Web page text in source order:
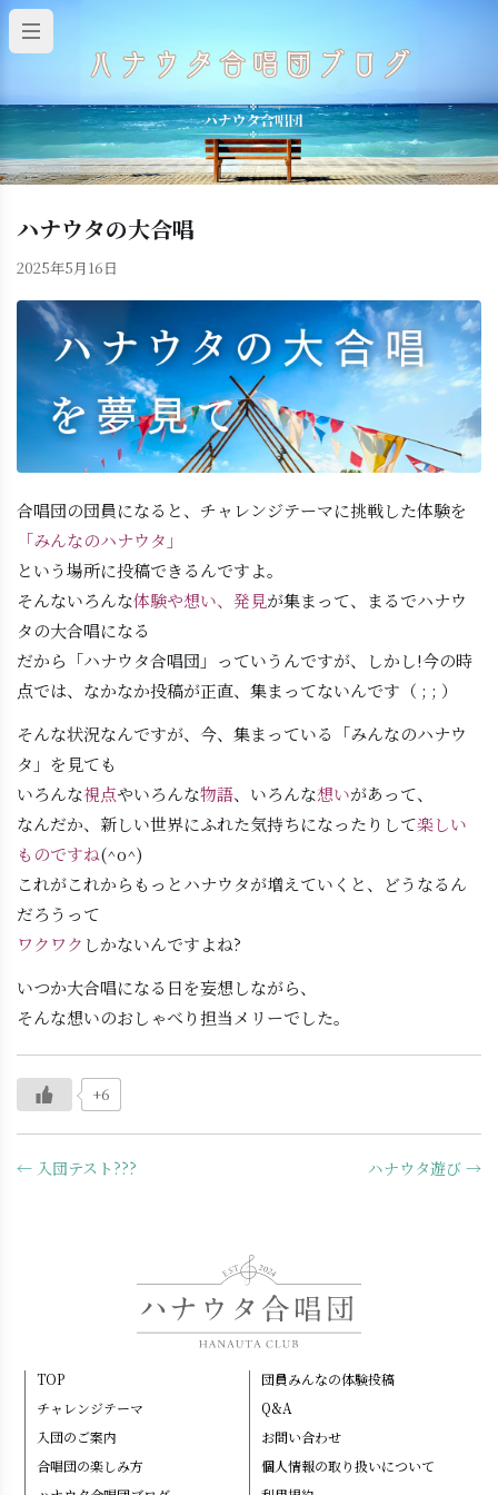
ハナウタの大合唱
2025年5月16日
合唱団の団員になると、チャレンジテーマに挑戦した体験を
「みんなのハナウタ」
という場所に投稿できるんですよ。
そんないろんな体験や想い、発見が集まって、まるでハナウ
タの大合唱になる
だから「ハナウタ合唱団」っていうんですが、しかし!今の時
点では、なかなか投稿が正直、集まってないんです（ ; ; ）
そんな状況なんですが、今、集まっている「みんなのハナウ
タ」を見ても
いろんな視点やいろんな物語、いろんな想いがあって、
なんだか、新しい世界にふれた気持ちになったりして楽しい
ものですね(^o^)
これがこれからもっとハナウタが増えていくと、どうなるん
だろうって
ワクワク しかないんですよね?
いつか大合唱になる日を妄想しながら、
そんな想いのおしゃべり担当メリーでした。
+6
← 入団テスト??? ハナウタ遊び →
TOP
チャレンジテーマ
入団のご案内
合唱団の楽しみ方
団員みんなの体験投稿
Q&A
お問い合わせ
個人情報の取り扱いについて